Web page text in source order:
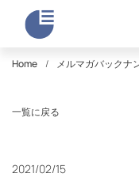
Home メルマガバックナ
一覧に戻る
2021/02/15